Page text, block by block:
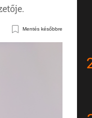
Mentés későbbre